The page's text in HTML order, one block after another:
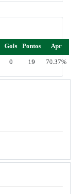
Gols Pontos Apr
0 19 70.37%